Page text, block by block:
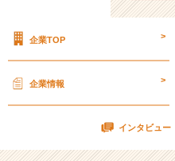
い！？
ん
な
企業TOP >
企業情報 >
インタビュー